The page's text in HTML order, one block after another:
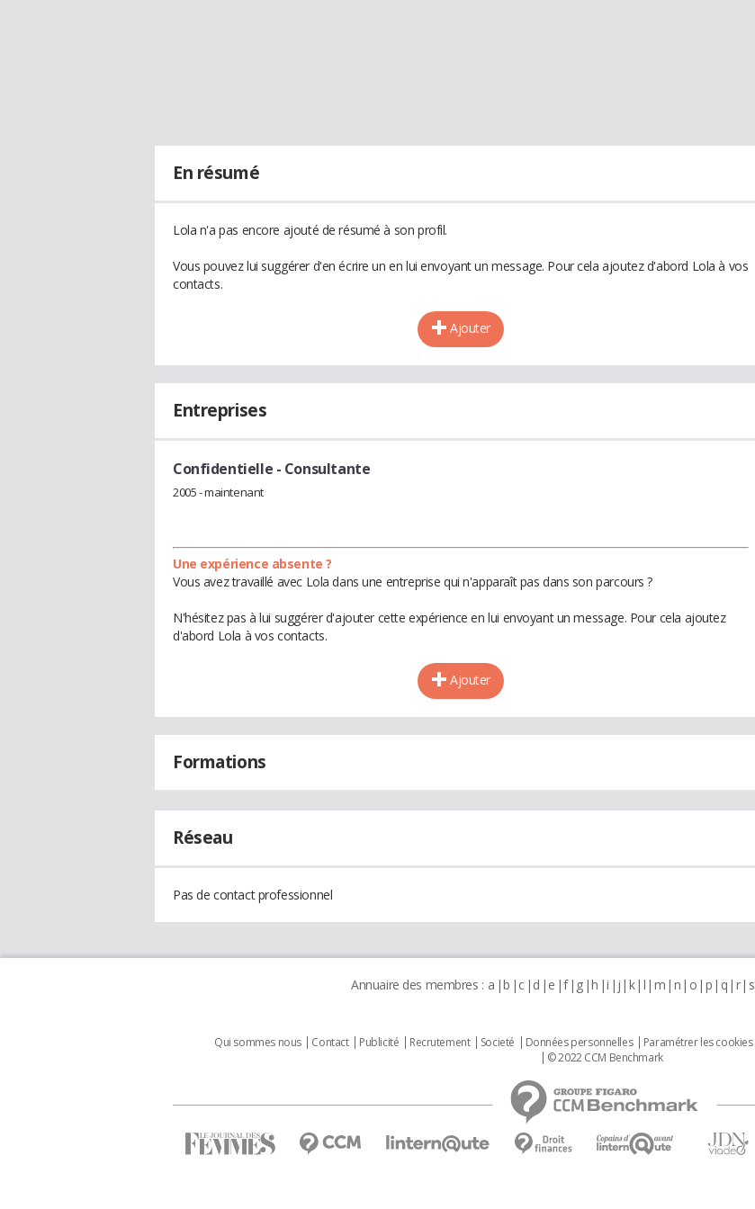
En résumé
Lola n'a pas encore ajouté de résumé à son profil.
Vous pouvez lui suggérer d'en écrire un en lui envoyant un message. Pour cela ajoutez d'abord Lola à vos
contacts.
Ajouter
Entreprises
Confidentielle - Consultante
2005 - maintenant
Une expérience absente ?
Vous avez travaillé avec Lola dans une entreprise qui n'apparaît pas dans son parcours ?
N'hésitez pas à lui suggérer d'ajouter cette expérience en lui envoyant un message. Pour cela ajoutez
d'abord Lola à vos contacts.
Ajouter
Formations
Réseau
Pas de contact professionnel
Annuaire des membres : a b c d e f g h i j k l m n o p q r s
Qui sommes nous Contact Publicité Recrutement Societé Données personnelles Paramétrer les cookies
© 2022 CCM Benchmark